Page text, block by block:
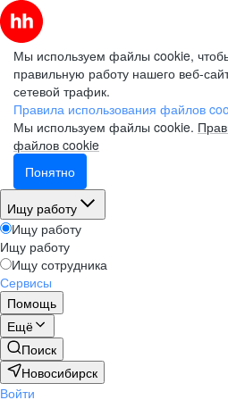
Мы используем файлы cookie,
правильную работу нашего веб-
сетевой трафик.
Правила использования файлов
Мы используем файлы cookie.
файлов cookie
Понятно
Ищу работу
Ищу работу
Ищу работу
Ищу сотрудника
Сервисы
Помощь
Ещё
Поиск
Новосибирск
Войти